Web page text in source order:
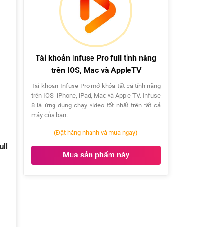
PC
Window
cho
máy
intel
và
Mac
chạy
Win
qua
Parallels
teamviewer
trên
MACOS
(Mac
Pro,
Macbook,
iMac…)
kích
hoạt
Youtube
Premium
Tài khoản Infuse Pro full tính năng
trên IOS, Mac và AppleTV
Tài khoản Infuse Pro mở khóa tất cả tính năng
trên IOS, iPhone, iPad, Mac và Apple TV. Infuse
8 là ứng dụng chạy video tốt nhất trên tất cả
máy của bạn.
(Đặt hàng nhanh và mua ngay)
Mua sản phẩm này